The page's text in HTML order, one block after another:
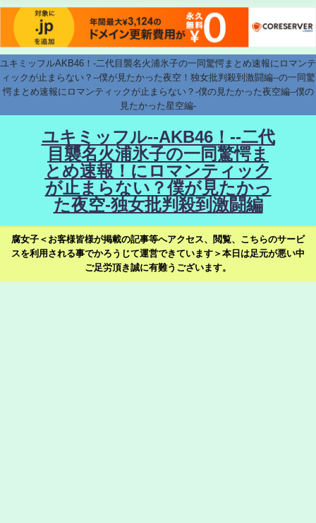
ユキミッフルAKB46！-二代目襲名火浦氷子の一同驚愕まとめ速報にロマンテ
ィックが止まらない？--僕が見たかった夜空！独女批判殺到激闘編--の一同驚
愕まとめ速報にロマンティックが止まらない？-僕の見たかった夜空編--僕の
見たかった星空編-
ユキミッフル--AKB46！--二代
目襲名火浦氷子の一同驚愕ま
とめ速報！にロマンティック
が止まらない？僕が見たかっ
た夜空-独女批判殺到激闘編
腐女子＜お客様皆様が掲載の記事等へアクセス、閲覧、こちらのサービ
スを利用される事でかろうじて運営できています＞本日は足元が悪い中
ご足労頂き誠に有難うございます。